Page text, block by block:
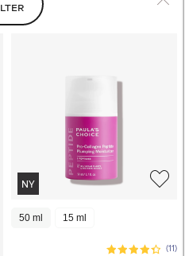
NY
50 ml 15 ml
(11)